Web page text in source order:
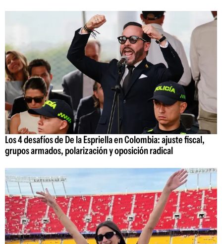
Los 4 desafíos de De la Espriella en Colombia: ajuste fiscal,
grupos armados, polarización y oposición radical